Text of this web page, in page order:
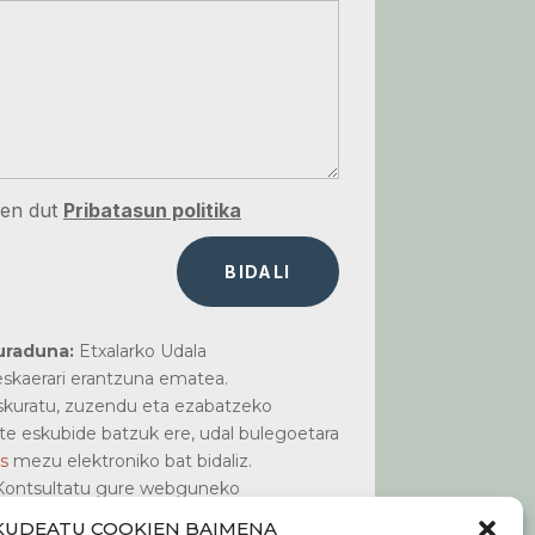
COOKIEN BAIMENA
dut Pribatasun politika
BIDALI
Etxalarko Udala
erantzuna ematea.
zuzendu eta ezabatzeko
eskubide batzuk ere, udal bulegoetara
mezu elektroniko bat bidaliz.
gure webguneko